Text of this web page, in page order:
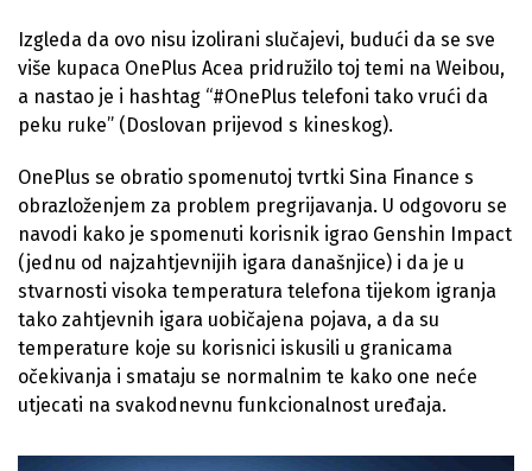
Izgleda da ovo nisu izolirani slučajevi, budući da se sve
više kupaca OnePlus Acea pridružilo toj temi na Weibou,
a nastao je i hashtag “#OnePlus telefoni tako vrući da
peku ruke” (Doslovan prijevod s kineskog).
OnePlus se obratio spomenutoj tvrtki Sina Finance s
obrazloženjem za problem pregrijavanja. U odgovoru se
navodi kako je spomenuti korisnik igrao Genshin Impact
(jednu od najzahtjevnijih igara današnjice) i da je u
stvarnosti visoka temperatura telefona tijekom igranja
tako zahtjevnih igara uobičajena pojava, a da su
temperature koje su korisnici iskusili u granicama
očekivanja i smataju se normalnim te kako one neće
utjecati na svakodnevnu funkcionalnost uređaja.